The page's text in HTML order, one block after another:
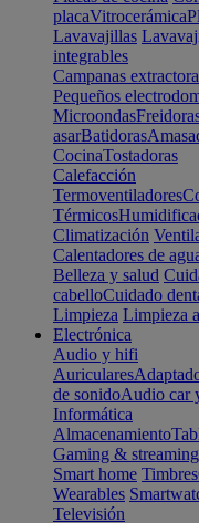
placaVitrocerámica
Lavavajillas
integrables
Campanas
Pequeños
Microondas
asarBatidoras
CocinaTostadoras
Calefacción
Termoventiladores
Térmicos
Climatización
Calentadores de
Belleza y salud
cabelloCuidado
Limpieza Limpieza
Electrónica
Audio y hifi
Auriculares
de sonidoAudio car
Informática
Almacenamiento
Gaming & streaming
Smart home Timbres
Wearables
Televisión